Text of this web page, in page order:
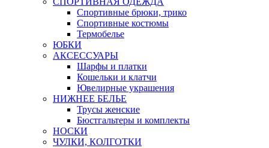
Спортивные брюки, трико
Спортивные костюмы
Термобелье
ЮБКИ
AКСЕССУАРЫ
Шарфы и платки
Кошельки и клатчи
Ювелирные украшения
НИЖНЕЕ БЕЛЬЕ
Трусы женские
Бюстгальтеры и комплекты
НОСКИ
ЧУЛКИ, КОЛГОТКИ